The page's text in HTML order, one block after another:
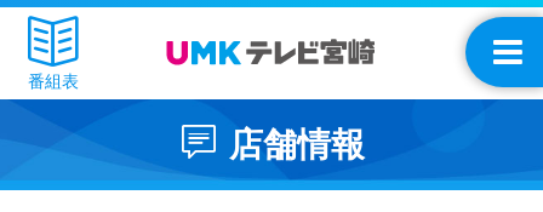
番組表
店舗情報